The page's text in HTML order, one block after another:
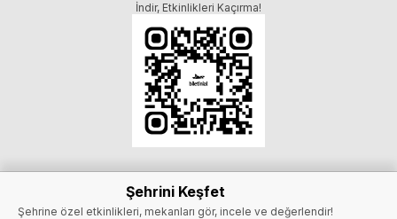
Şehrini Keşfet
Şehrine özel etkinlikleri, mekanları gör, incele ve değerlendir!
İndir, Etkinlikleri Kaçırma!